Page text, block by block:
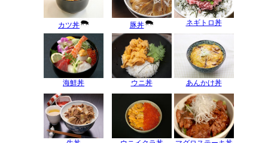
カツ丼 豚丼 ネギトロ丼
海鮮丼 ウニ丼 あんかけ丼